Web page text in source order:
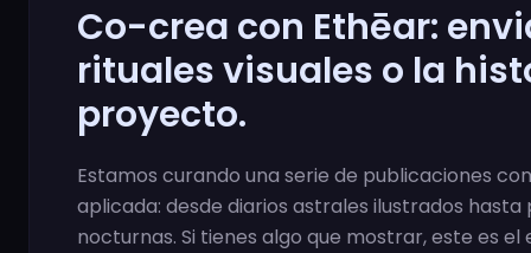
Co-crea con Ethēar:
rituales visuales o la
proyecto.
Estamos curando una serie de publicaciones
aplicada: desde diarios astrales ilustrados hasta
nocturnas. Si tienes algo que mostrar, este es el